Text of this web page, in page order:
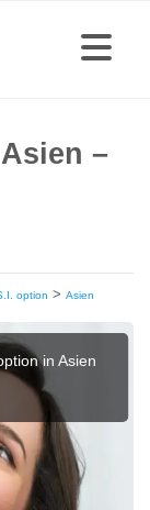
–
option > Asien
in Asien